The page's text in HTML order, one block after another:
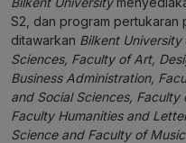
S2, dan program pertukaran
ditawarkan Bilkent University
Sciences, Faculty of Art,
Business Administration,
and Social Sciences,
Faculty Humanities and
Science and Faculty of